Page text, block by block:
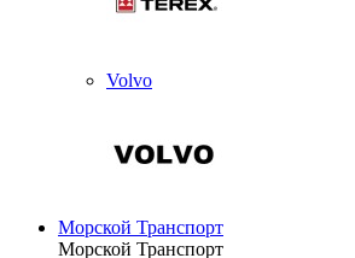
Volvo
Морской Транспорт
Морской Транспорт